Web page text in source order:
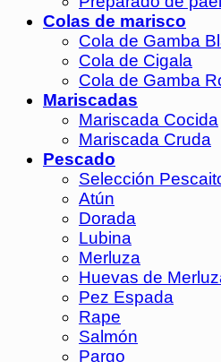
Colas de marisco
Cola de Gamba
Cola de Cigala
Cola de Gamba
Mariscadas
Mariscada Cocida
Mariscada Cruda
Pescado
Selección
Atún
Dorada
Lubina
Merluza
Huevas de
Pez Espada
Rape
Salmón
Pargo